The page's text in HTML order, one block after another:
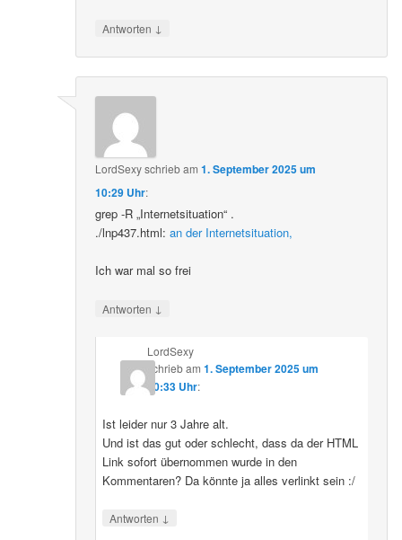
Antworten ↓
LordSexyschriebam1. September 2025 um
10:29 Uhr:
grep -R „Internetsituation“ .
./lnp437.html:an der Internetsituation,
Ich war mal so frei
Antworten ↓
LordSexy
schriebam 1. September 2025 um
10:33 Uhr:
Ist leider nur 3 Jahre alt.
Und ist das gut oder schlecht, dass da der HTML
Link sofort übernommen wurde in den
Kommentaren? Da könnte ja alles verlinkt sein :/
Antworten ↓